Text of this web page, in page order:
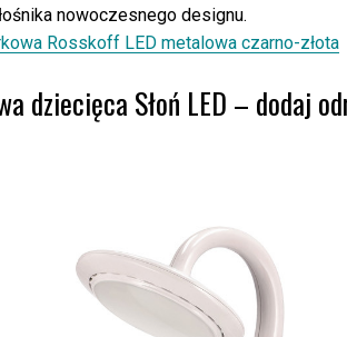
nowoczesnego designu.
Rosskoff LED metalowa czarno-złota
dziecięca Słoń LED – dodaj